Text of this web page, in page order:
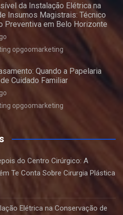
da Instalação Elétrica na
Insumos Magistrais: Técnico
Preventiva em Belo Horizonte
opgoomarketing
Quando a Papelaria
Cuidado Familiar
opgoomarketing
do Centro Cirúrgico: A
Te Conta Sobre Cirurgia Plástica
Elétrica na Conservação de